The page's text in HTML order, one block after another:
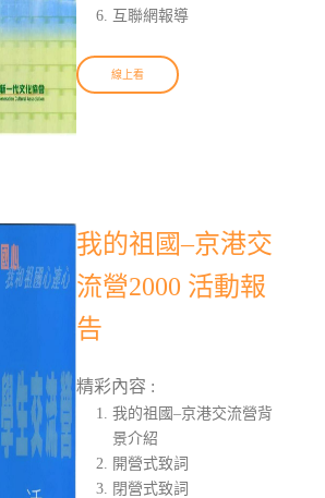
互聯網報導
線上看
我的祖國–京港交
流營2000 活動報
告
精彩內容 :
我的祖國–京港交流營背
景介紹
開營式致詞
閉營式致詞